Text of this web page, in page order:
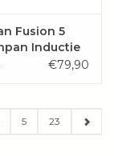
Fusion 5
Inductie
€79,90
5 23